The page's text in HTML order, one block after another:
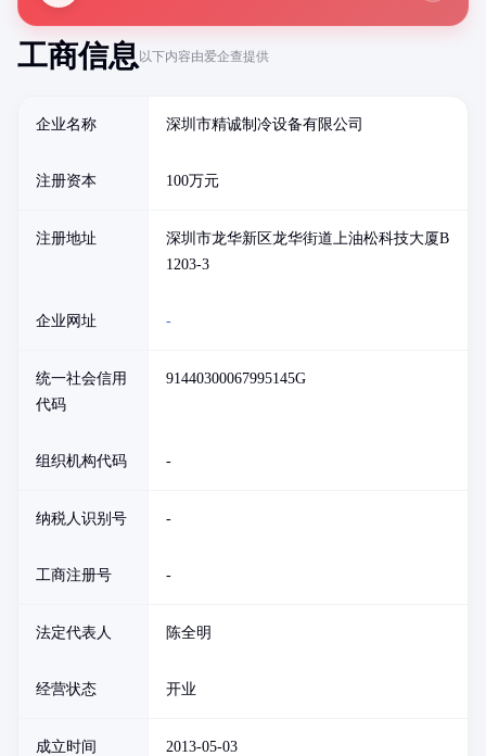
工商信息以下内容由爱企查提供
企业名称 深圳市精诚制冷设备有限公司
注册资本 100万元
注册地址
深圳市龙华新区龙华街道上油松科技大厦B
1203-3
企业网址 -
统一社会信用
代码
91440300067995145G
组织机构代码 -
纳税人识别号 -
工商注册号 -
法定代表人 陈全明
经营状态 开业
成立时间 2013-05-03